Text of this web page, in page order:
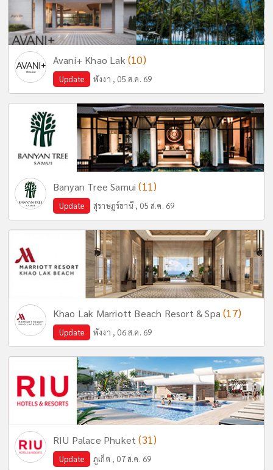
Avani+ Khao Lak (10)
Update พังงา , 05 ส.ค. 69
Banyan Tree Samui(11)
Update สุราษฎร์ธานี , 05 ส.ค. 69
Khao Lak Marriott Beach Resort & Spa(17)
Update พังงา , 06 ส.ค. 69
RIU Palace Phuket(31)
Update ภูเก็ต , 07 ส.ค. 69